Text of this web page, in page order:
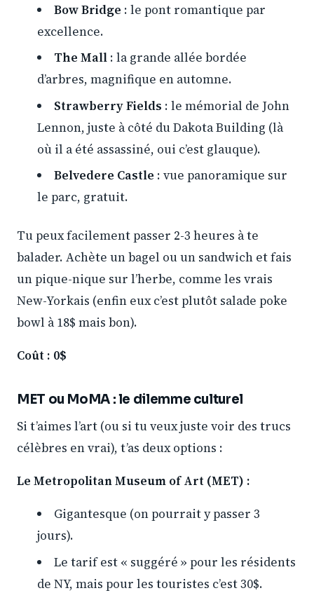
Bow Bridge : le pont romantique par
excellence.
The Mall : la grande allée bordée
d’arbres, magnifique en automne.
Strawberry Fields : le mémorial de John
Lennon, juste à côté du Dakota Building (là
où il a été assassiné, oui c’est glauque).
Belvedere Castle : vue panoramique sur
le parc, gratuit.
Tu peux facilement passer 2-3 heures à te
balader. Achète un bagel ou un sandwich et fais
un pique-nique sur l’herbe, comme les vrais
New-Yorkais (enfin eux c’est plutôt salade poke
bowl à 18$ mais bon).
Coût : 0$
MET ou MoMA : le dilemme culturel
Si t’aimes l’art (ou si tu veux juste voir des trucs
célèbres en vrai), t’as deux options :
Le Metropolitan Museum of Art (MET) :
Gigantesque (on pourrait y passer 3
jours).
Le tarif est « suggéré » pour les résidents
de NY, mais pour les touristes c’est 30$.